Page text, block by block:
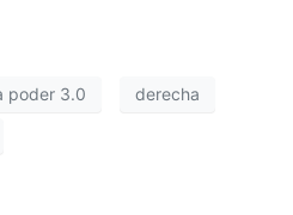
poder 3.0 derecha